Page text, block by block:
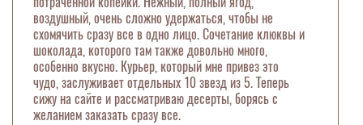
воздушный, очень сложно удержаться, чтобы не
схомячить сразу все в одно лицо. Сочетание клюквы и
шоколада, которого там также довольно много,
особенно вкусно. Курьер, который мне привез это
чудо, заслуживает отдельных 10 звезд из 5. Теперь
сижу на сайте и рассматриваю десерты, борясь с
желанием заказать сразу все.